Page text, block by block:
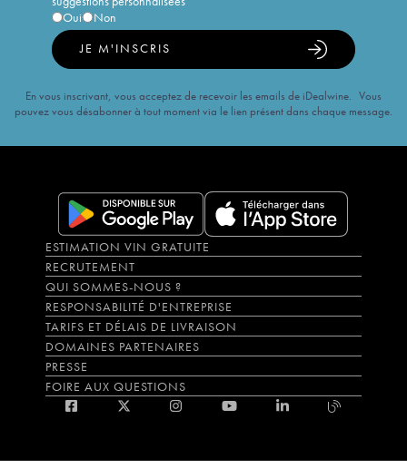
Oui
Non
JE M'INSCRIS
En vous inscrivant, vous acceptez de recevoir les emails de iDealwine. Vous
pouvez vous désabonner à tout moment via le lien présent dans chaque message.
ESTIMATION VIN GRATUITE
RECRUTEMENT
QUI SOMMES-NOUS ?
RESPONSABILITÉ D'ENTREPRISE
TARIFS ET DÉLAIS DE LIVRAISON
DOMAINES PARTENAIRES
PRESSE
FOIRE AUX QUESTIONS